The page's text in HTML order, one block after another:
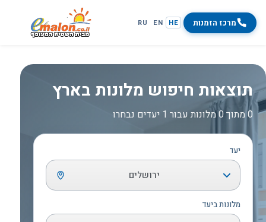
מרכז הזמנות HE
EN
RU
תוצאות חיפוש מלונות בארץ
0 מתוך 0 מלונות עבור 1 יעדים נבחרו
יעד
ירושלים
מלונות ביעד